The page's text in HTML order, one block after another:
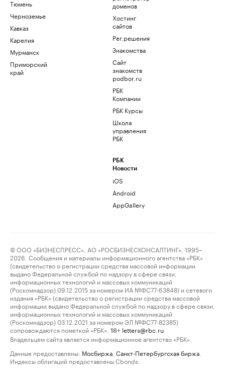
Тюмень
Черноземье
Кавказ
Карелия
Мурманск
Приморский
край
доменов
Хостинг
сайтов
Рег.решения
Знакомства
Сайт
знакомств
podbor.ru
РБК
Компании
РБК Курсы
Школа
управления
РБК
РБК
Новости
iOS
Android
AppGallery
© ООО «БИЗНЕСПРЕСС», АО «РОСБИЗНЕСКОНСАЛТИНГ», 1995–
2026. Сообщения и материалы информационного агентства «РБК»
(свидетельство о регистрации средства массовой информации
выдано Федеральной службой по надзору в сфере связи,
информационных технологий и массовых коммуникаций
(Роскомнадзор) 09.12.2015 за номером ИА №ФС77-63848) и сетевого
издания «РБК» (свидетельство о регистрации средства массовой
информации выдано Федеральной службой по надзору в сфере связи,
информационных технологий и массовых коммуникаций
(Роскомнадзор) 03.12.2021 за номером ЭЛ №ФС77-82385)
сопровождаются пометкой «РБК».
18+ letters@rbc.ru
Владельцем сайта является информационное агентство «РБК».
Данные предоставлены: Мосбиржа Санкт-Петербургская биржа
Индексы облигаций предоставлены Cbonds.